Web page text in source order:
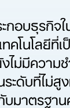
อบธุรกิจใ
คโนโลยีที่
ไม่มีควา
ะดับที่ไม่สู
บมาตรฐา